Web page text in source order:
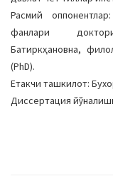
Расмий
фанлари
Батиркҳановна,
(PhD).
Етакчи ташкилот:
Диссертация